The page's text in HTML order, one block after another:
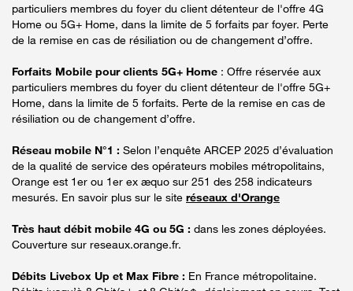
particuliers membres du foyer du client détenteur de l'offre 4G
Home ou 5G+ Home, dans la limite de 5 forfaits par foyer. Perte
de la remise en cas de résiliation ou de changement d’offre.
Forfaits Mobile pour clients 5G+ Home : Offre réservée aux
particuliers membres du foyer du client détenteur de l'offre 5G+
Home, dans la limite de 5 forfaits. Perte de la remise en cas de
résiliation ou de changement d’offre.
Réseau mobile N°1 : Selon l’enquête ARCEP 2025 d’évaluation
de la qualité de service des opérateurs mobiles métropolitains,
Orange est 1er ou 1er ex æquo sur 251 des 258 indicateurs
mesurés. En savoir plus sur le site réseaux d'Orange
Très haut débit mobile 4G ou 5G : dans les zones déployées.
Couverture sur reseaux.orange.fr.
Débits Livebox Up et Max Fibre : En France métropolitaine.